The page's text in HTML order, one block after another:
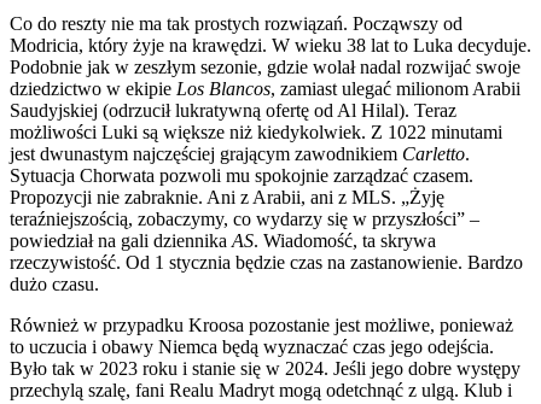
Co do reszty nie ma tak prostych rozwiązań. Począwszy od
Modricia, który żyje na krawędzi. W wieku 38 lat to Luka decyduje.
Podobnie jak w zeszłym sezonie, gdzie wolał nadal rozwijać swoje
dziedzictwo w ekipie Los Blancos, zamiast ulegać milionom Arabii
Saudyjskiej (odrzucił lukratywną ofertę od Al Hilal). Teraz
możliwości Luki są większe niż kiedykolwiek. Z 1022 minutami
jest dwunastym najczęściej grającym zawodnikiem Carletto.
Sytuacja Chorwata pozwoli mu spokojnie zarządzać czasem.
Propozycji nie zabraknie. Ani z Arabii, ani z MLS. „Żyję
teraźniejszością, zobaczymy, co wydarzy się w przyszłości” –
powiedział na gali dziennika AS. Wiadomość, ta skrywa
rzeczywistość. Od 1 stycznia będzie czas na zastanowienie. Bardzo
dużo czasu.
Również w przypadku Kroosa pozostanie jest możliwe, ponieważ
to uczucia i obawy Niemca będą wyznaczać czas jego odejścia.
Było tak w 2023 roku i stanie się w 2024. Jeśli jego dobre występy
przechylą szalę, fani Realu Madryt mogą odetchnąć z ulgą. Klub i